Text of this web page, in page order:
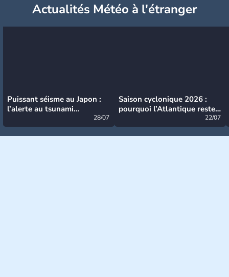
Actualités Météo à l'étranger
Puissant séisme au Japon :
l’alerte au tsunami
28/07
Saison cyclonique 2026 :
pourquoi l’Atlantique reste
22/07